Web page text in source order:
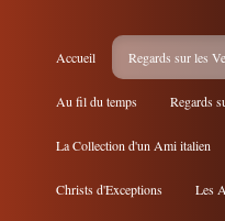
Accueil Regards sur les
Au fil du temps Regards
La Collection d'un Ami italien
Christs d'Exceptions Les